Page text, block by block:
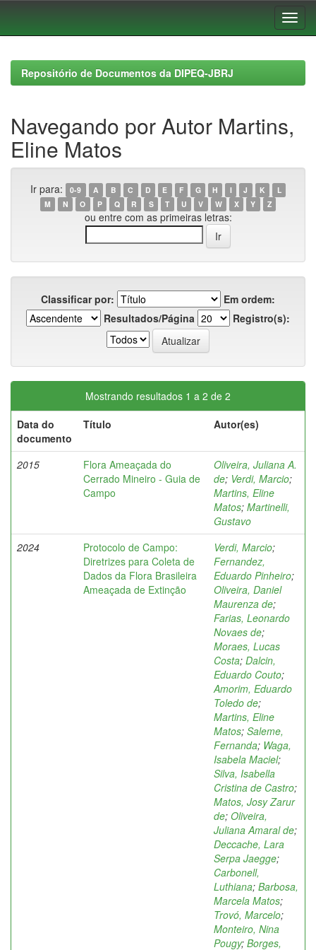
navigationRepositório de Documentos da DIPEQ-JBRJ
Navegando por Autor Martins,
Eline Matos
Ir para: 0-9 A B C D E F G H I J K
L
M
N O P Q R S T U V W X Y Z
ou entre com as primeiras letras:
Classificar por:
Em ordem:
Resultados/Página
Registro(s):
Mostrando resultados 1 a 2 de 2
Data do
documento
Título Autor(es)
2015
Flora Ameaçada do
Cerrado Mineiro - Guia de
Campo
Oliveira, Juliana A.
de; Verdi, Marcio;
Martins, Eline
Matos; Martinelli,
Gustavo
2024
Protocolo de Campo:
Diretrizes para Coleta de
Dados da Flora Brasileira
Ameaçada de Extinção
Verdi, Marcio;
Fernandez,
Eduardo Pinheiro;
Oliveira, Daniel
Maurenza de;
Farias, Leonardo
Novaes de;
Moraes, Lucas
Costa; Dalcin,
Eduardo Couto;
Amorim, Eduardo
Toledo de;
Martins, Eline
Matos; Saleme,
Fernanda; Waga,
Isabela Maciel;
Silva, Isabella
Cristina de Castro;
Matos, Josy Zarur
de; Oliveira,
Juliana Amaral de;
Deccache, Lara
Serpa Jaegge;
Carbonell,
Luthiana; Barbosa,
Marcela Matos;
Trovó, Marcelo;
Monteiro, Nina
Pougy; Borges,